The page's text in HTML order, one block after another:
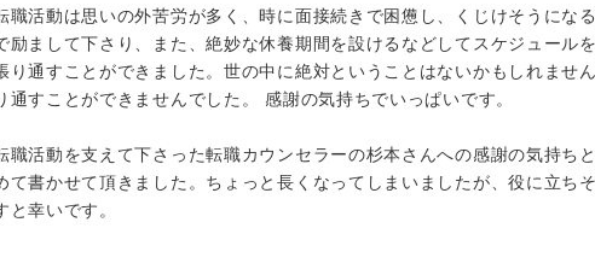
職活動は思いの外苦労が多く、時に面接続きで困憊し、くじけそうにな
励まして下さり、また、絶妙な休養期間を設けるなどしてスケジュール
り通すことができました。世の中に絶対ということはないかもしれませ
通すことができませんでした。 感謝の気持ちでいっぱいです。
職活動を支えて下さった転職カウンセラーの杉本さんへの感謝の気持ち
て書かせて頂きました。ちょっと長くなってしまいましたが、役に立ち
と幸いです。